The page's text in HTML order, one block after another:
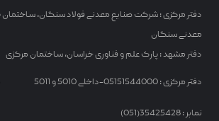
دفتر مرکزی : شرکت صنایع معدنی فولاد سنگان، ساختمان
معدنی سنگان
دفتر مشهد : پارک علم و فناوری خراسان، ساختمان مرکزی
دفتر مرکزی : 05151544000-داخلی 5010 و 5011
نمابر : 35425428(051)